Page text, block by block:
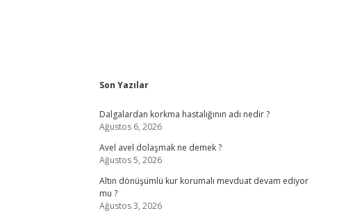
Sidebar
Son Yazılar
Dalgalardan korkma hastalığının adı nedir ?
Ağustos 6, 2026
Avel avel dolaşmak ne demek ?
Ağustos 5, 2026
Altın dönüşümlü kur korumalı mevduat devam ediyor
mu ?
Ağustos 3, 2026